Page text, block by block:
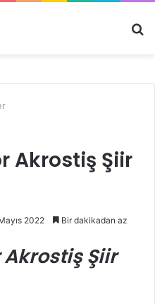
Akrostiş Şiir
2022 Bir dakikadan az
Şiir